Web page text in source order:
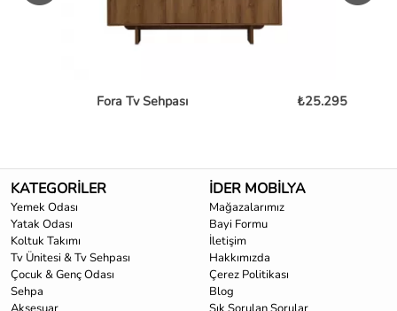
Fora Tv Sehpası ₺25.295
KATEGORİLER
Yemek Odası
Yatak Odası
Koltuk Takımı
Tv Ünitesi & Tv Sehpası
Çocuk & Genç Odası
Sehpa
İDER MOBİLYA
Mağazalarımız
Bayi Formu
İletişim
Hakkımızda
Çerez Politikası
Blog